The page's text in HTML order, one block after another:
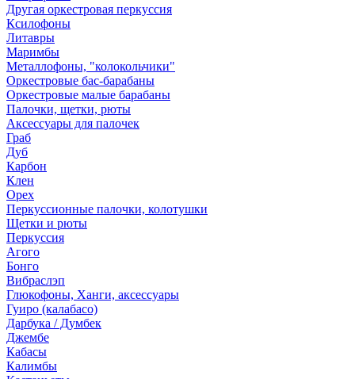
Другая оркестровая перкуссия
Ксилофоны
Литавры
Маримбы
Металлофоны, "колокольчики"
Оркестровые бас-барабаны
Оркестровые малые барабаны
Палочки, щетки, рюты
Аксессуары для палочек
Граб
Дуб
Карбон
Клен
Орех
Перкуссионные палочки, колотушки
Щетки и рюты
Перкуссия
Агого
Бонго
Вибраслэп
Глюкофоны, Ханги, аксессуары
Гуиро (калабасо)
Дарбука / Думбек
Джембе
Кабасы
Калимбы